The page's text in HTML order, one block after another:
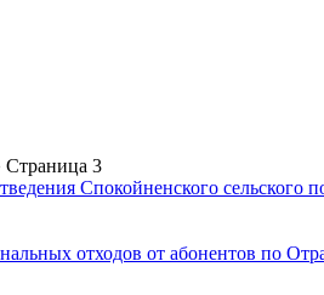
Страница 3
Спокойненского сельского
отходов от абонентов по